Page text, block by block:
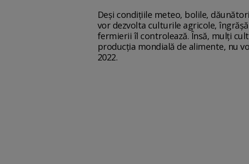
Deşi condiţiile meteo, bolile,
vor dezvolta culturile agricole,
fermierii îl controlează. Însă, mulţi
producţia mondială de alimente, nu
2022.